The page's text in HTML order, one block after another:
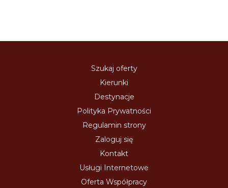
Szukaj oferty
Kierunki
Destynacje
Polityka Prywatności
Regulamin strony
Zaloguj się
Kontakt
Usługi Internetowe
Oferta Współpracy